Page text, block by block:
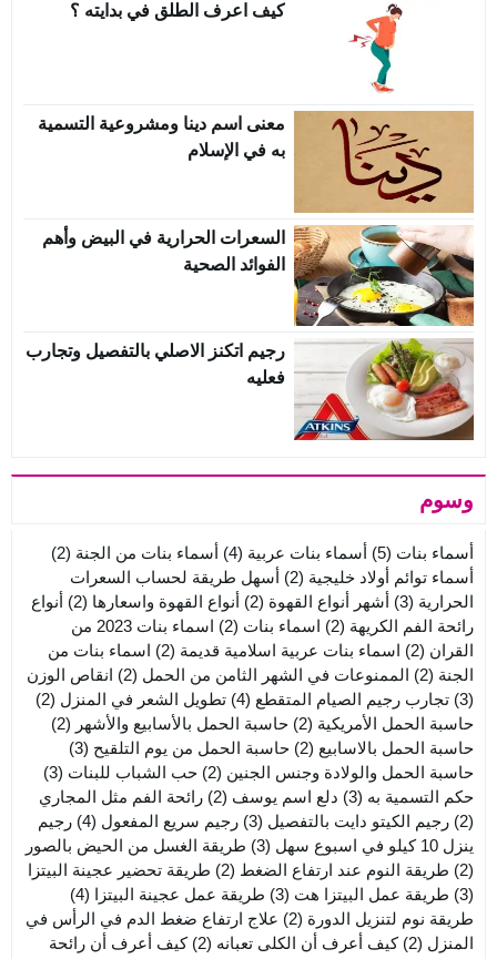
كيف اعرف الطلق في بدايته ؟
معنى اسم دينا ومشروعية التسمية
به في الإسلام
السعرات الحرارية في البيض وأهم
الفوائد الصحية
رجيم اتكنز الاصلي بالتفصيل وتجارب
فعليه
وسوم
أسماء بنات (5) أسماء بنات عربية (4) أسماء بنات من الجنة (2)
أسماء توائم أولاد خليجية (2)
أسهل طريقة لحساب السعرات
الحرارية (3) أشهر أنواع القهوة (2) أنواع القهوة واسعارها (2)
أنواع
رائحة الفم الكريهة (2) اسماء بنات (2)
اسماء بنات 2023 من
القران (2) اسماء بنات عربية اسلامية قديمة (2)
اسماء بنات من
الجنة (2) الممنوعات في الشهر الثامن من الحمل (2)
انقاص الوزن
(3)
تجارب رجيم الصيام المتقطع (4) تطويل الشعر في المنزل (2)
حاسبة الحمل الأمريكية (2) حاسبة الحمل بالأسابيع والأشهر (2)
حاسبة الحمل بالاسابيع (2) حاسبة الحمل من يوم التلقيح (3)
حاسبة الحمل والولادة وجنس الجنين (2) حب الشباب للبنات (3)
حكم التسمية به (3) دلع اسم يوسف (2)
رائحة الفم مثل المجاري
(2)
رجيم الكيتو دايت بالتفصيل (3) رجيم سريع المفعول (4)
رجيم
ينزل 10 كيلو في اسبوع سهل
(3)
طريقة الغسل من الحيض بالصور
(2)
طريقة النوم عند ارتفاع الضغط (2)
طريقة تحضير عجينة البيتزا
(3)
طريقة عمل البيتزا هت (3) طريقة عمل عجينة البيتزا (4)
طريقة نوم لتنزيل الدورة (2)
علاج ارتفاع ضغط الدم في الرأس في
المنزل (2) كيف أعرف أن الكلى تعبانه (2)
كيف أعرف أن رائحة